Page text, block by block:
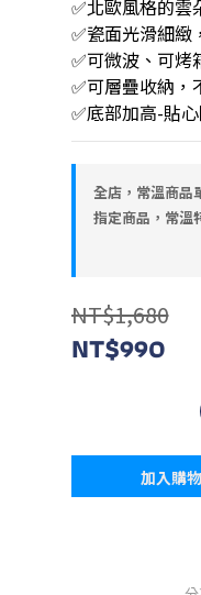
✅北歐風格的雲
✅瓷面光滑細緻
✅可微波、可烤
✅可層疊收納，
✅底部加高-貼
全店，常溫商品
指定商品，常溫
NT$1,680
NT$990
加入購